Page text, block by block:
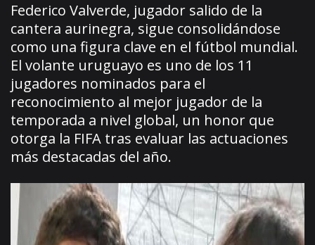
Federico Valverde, jugador salido de la
cantera aurinegra, sigue consolidándose
como una figura clave en el fútbol mundial.
El volante uruguayo es uno de los 11
jugadores nominados para el
reconocimiento al mejor jugador de la
temporada a nivel global, un honor que
otorga la FIFA tras evaluar las actuaciones
más destacadas del año.